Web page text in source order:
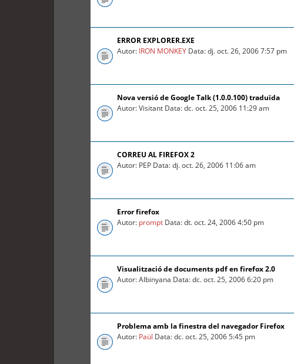
ERROR EXPLORER.EXE
Autor: IRON MONKEY Data: dj. oct. 26, 2006 7:57 pm
Nova versió de Google Talk (1.0.0.100) traduïda
Autor: Visitant Data: dc. oct. 25, 2006 11:29 am
CORREU AL FIREFOX 2
Autor: PEP Data: dj. oct. 26, 2006 11:06 am
Error firefox
Autor: prompt Data: dt. oct. 24, 2006 4:50 pm
Visualització de documents pdf en firefox 2.0
Autor: Albinyana Data: dc. oct. 25, 2006 6:20 pm
Problema amb la finestra del navegador Firefox
Autor: Paül Data: dc. oct. 25, 2006 5:45 pm